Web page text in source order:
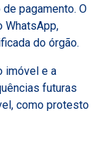
pagamento. O
WhatsApp,
do órgão.
imóvel e a
futuras
como protesto